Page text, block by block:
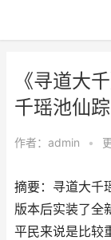
《寻道大
千瑶池仙
作者： admin •
摘要：寻道大千
版本后实装了全
平民来说是比较